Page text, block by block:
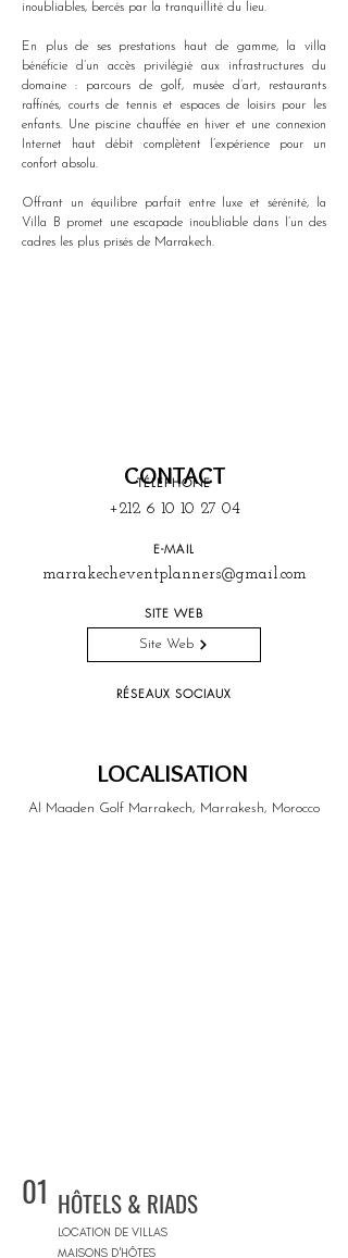
inoubliables, bercés par la tranquillité du lieu.
En plus de ses prestations haut de gamme, la villa
bénéficie d’un accès privilégié aux infrastructures du
domaine : parcours de golf, musée d’art, restaurants
raffinés, courts de tennis et espaces de loisirs pour les
enfants. Une piscine chauffée en hiver et une connexion
Internet haut débit complètent l’expérience pour un
confort absolu.
Offrant un équilibre parfait entre luxe et sérénité, la
Villa B promet une escapade inoubliable dans l’un des
cadres les plus prisés de Marrakech.
TÉLEPHONE
CONTACT
+212 6 10 10 27 04
E-MAIL
marrakecheventplanners@gmail.com
SITE WEB
Site Web
RÉSEAUX SOCIAUX
LOCALISATION
Al Maaden Golf Marrakech, Marrakesh, Morocco
01 HÔTELS & RIADS
LOCATION DE VILLAS
MAISONS D'HÔTES